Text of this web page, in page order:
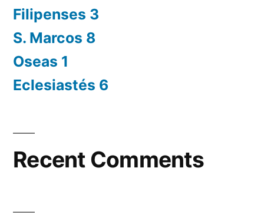
Filipenses 3
S. Marcos 8
Oseas 1
Eclesiastés 6
Recent Comments